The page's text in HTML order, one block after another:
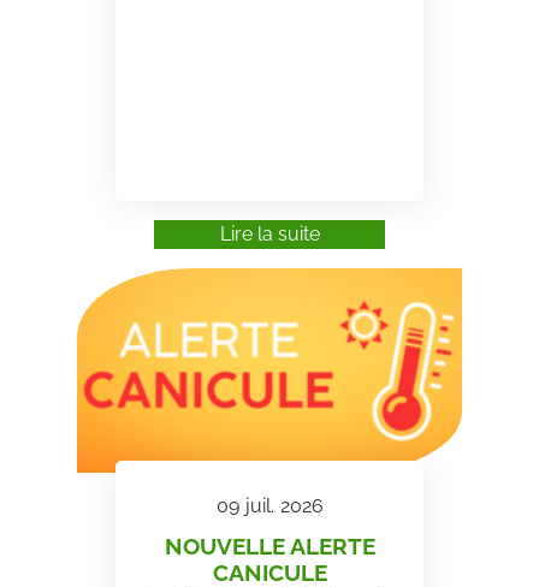
Lire la suite
09 juil. 2026
NOUVELLE ALERTE
CANICULE